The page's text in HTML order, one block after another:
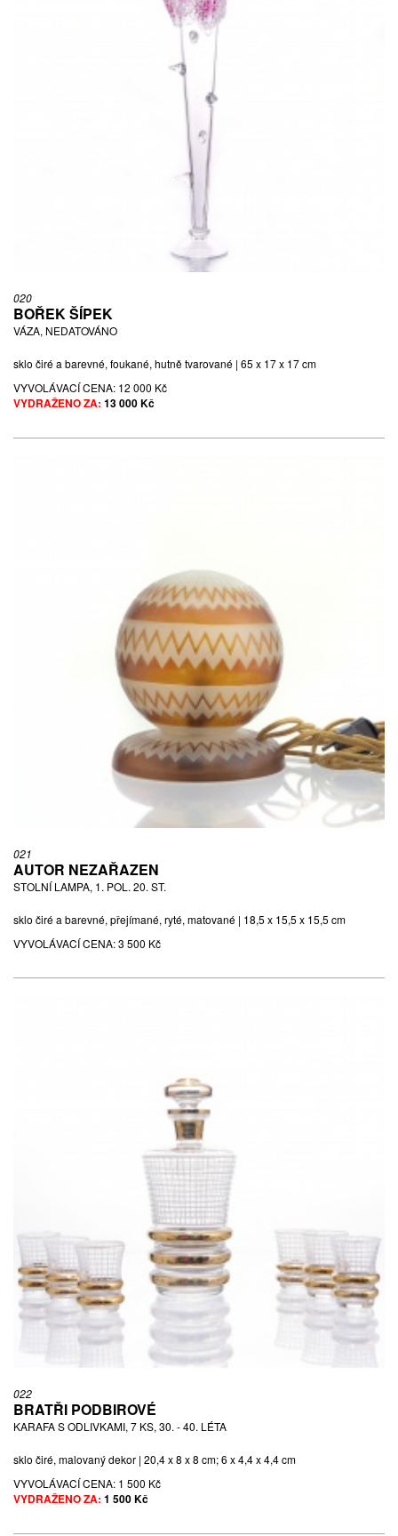
020
BOŘEK ŠÍPEK
VÁZA, NEDATOVÁNO
sklo čiré a barevné, foukané, hutně tvarované | 65 x 17 x 17 cm
VYVOLÁVACÍ CENA: 12 000 Kč
VYDRAŽENO ZA: 13 000 Kč
021
AUTOR NEZAŘAZEN
STOLNÍ LAMPA, 1. POL. 20. ST.
sklo čiré a barevné, přejímané, ryté, matované | 18,5 x 15,5 x 15,5 cm
VYVOLÁVACÍ CENA:3 500 Kč
022
BRATŘI PODBIROVÉ
KARAFA S ODLIVKAMI, 7 KS, 30. - 40. LÉTA
sklo čiré, malovaný dekor | 20,4 x 8 x 8 cm; 6 x 4,4 x 4,4 cm
VYVOLÁVACÍ CENA: 1 500 Kč
VYDRAŽENO ZA: 1 500 Kč